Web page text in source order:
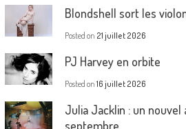
Blondshell sort les
Posted on 21 juillet 2026
PJ Harvey en orbite
Posted on 16 juillet 2026
Julia Jacklin : un nouvel
septembre